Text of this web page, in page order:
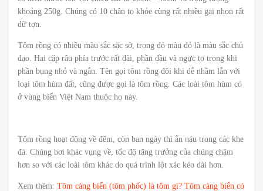
khoảng 250g. Chúng có 10 chân to khỏe cùng rất nhiều gai nhọn rất
dữ tợn.
Tôm rồng có nhiều màu sắc sặc sỡ, trong đó màu đỏ là màu sắc chủ
đạo. Hai cặp râu phía trước rất dài, phần đầu và ngực to trong khi
phần bụng nhỏ và ngắn. Tên gọi tôm rồng đôi khi dễ nhầm lẫn với
loại tôm hùm đất, cũng được gọi là tôm rồng. Các loài tôm hùm có
ở vùng biển Việt Nam thuộc họ này.
Tôm rồng hoạt động về đêm, còn ban ngày thì ẩn náu trong các khe
đá. Chúng bơi khác vụng về, tốc độ tăng trưởng của chúng chậm
hơn so với các loài tôm khác do quá trình lột xác kéo dài hơn.
Xem thêm: Tôm càng biển (tôm phốc) là tôm gì? Tôm càng biển có